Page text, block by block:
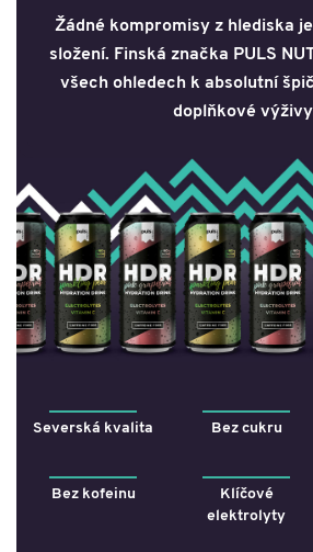
Žádné kompromisy z hlediska
složení. Finská značka PULS
všech ohledech k absolutní
doplňkové
Severská kvalita Bez cukru
Bez kofeinu
Klíčové
elektrolyty